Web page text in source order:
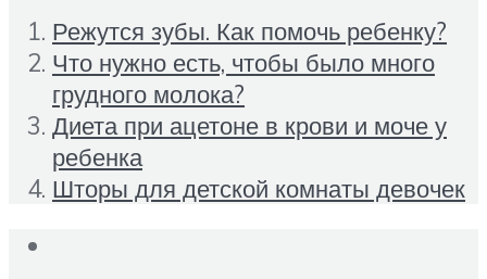
Режутся зубы. Как помочь ребенку?
Что нужно есть, чтобы было много
грудного молока?
Диета при ацетоне в крови и моче у
ребенка
Шторы для детской комнаты девочек